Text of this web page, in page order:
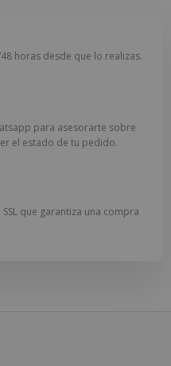
horas desde que lo realizas.
para asesorarte sobre
el estado de tu pedido.
que garantiza una compra